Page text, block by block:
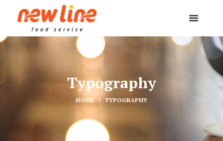
Typography
HOME TYPOGRAPHY